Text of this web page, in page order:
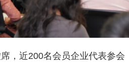
，近200名会员企业代表参